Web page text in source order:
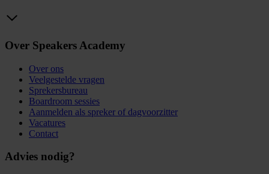
Over Speakers Academy
Over ons
Veelgestelde vragen
Sprekersbureau
Boardroom sessies
Aanmelden als spreker of dagvoorzitter
Vacatures
Contact
Advies nodig?